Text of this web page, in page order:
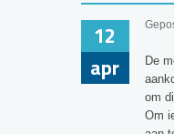
12
apr
De
om
Om